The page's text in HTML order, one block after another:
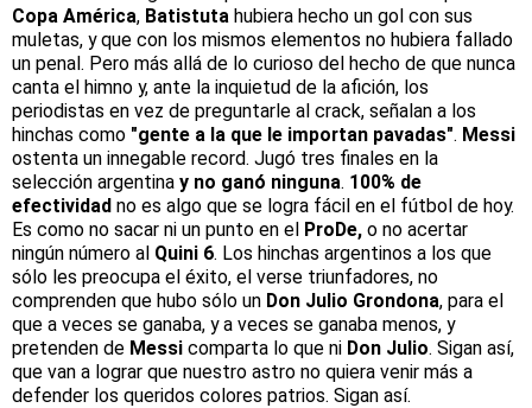
Copa América, Batistuta hubiera hecho un gol con sus
muletas, y que con los mismos elementos no hubiera fallado
un penal. Pero más allá de lo curioso del hecho de que nunca
canta el himno y, ante la inquietud de la afición, los
periodistas en vez de preguntarle al crack, señalan a los
hinchas como "gente a la que le importan pavadas". Messi
ostenta un innegable record. Jugó tres finales en la
selección argentina y no ganó ninguna. 100% de
efectividad no es algo que se logra fácil en el fútbol de hoy.
Es como no sacar ni un punto en el ProDe, o no acertar
ningún número al Quini 6. Los hinchas argentinos a los que
sólo les preocupa el éxito, el verse triunfadores, no
comprenden que hubo sólo un Don Julio Grondona, para el
que a veces se ganaba, y a veces se ganaba menos, y
pretenden de Messi comparta lo que ni Don Julio. Sigan así,
que van a lograr que nuestro astro no quiera venir más a
defender los queridos colores patrios. Sigan así.